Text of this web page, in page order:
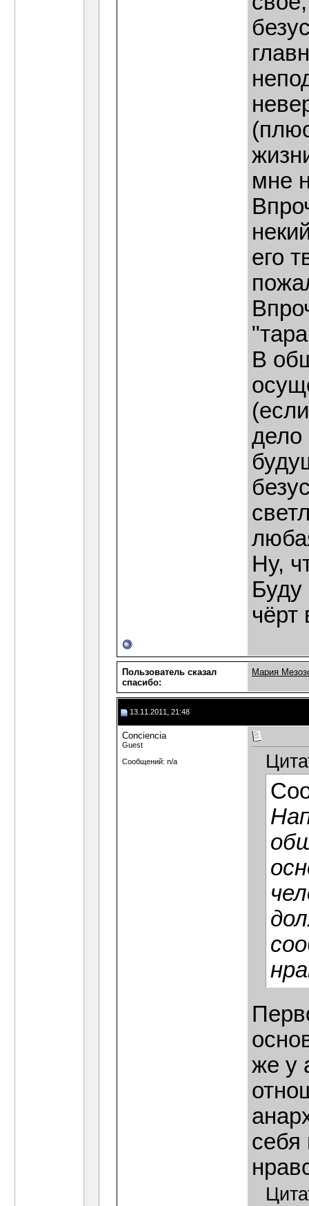
мне
его
В
дело
Ну,
Буду
чёрт
Пользователь сказал
cпасибо:
Мария
13.11.2011, 21:48
Сonciencia
Guest
Сообщений: n/a
же у
себя